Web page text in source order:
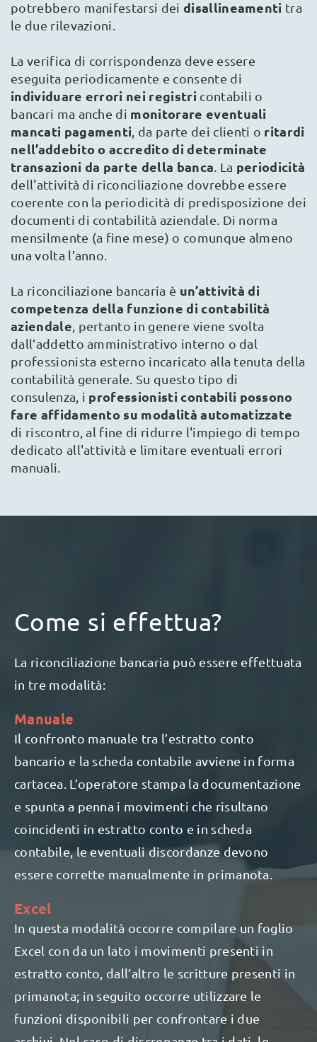
potrebbero manifestarsi dei disallineamenti tra
le due rilevazioni.
La verifica di corrispondenza deve essere
eseguita periodicamente e consente di
individuare errori nei registricontabili o
bancari ma anche di monitorare eventuali
mancati pagamenti , da parte dei clienti o ritardi
nell’addebito o accredito di determinate
transazioni da parte della banca . La periodicità
dell'attività di riconciliazione dovrebbe essere
coerente con la periodicità di predisposizione dei
documenti di contabilità aziendale. Di norma
mensilmente (a fine mese) o comunque almeno
una volta l’anno.
La riconciliazione bancaria è un’attività di
competenza della funzione di contabilità
aziendale , pertanto in genere viene svolta
dall’addetto amministrativo interno o dal
professionista esterno incaricato alla tenuta della
contabilità generale. Su questo tipo di
consulenza, i professionisticontabili possono
fare affidamento su modalità automatizzate
di riscontro, al fine di ridurre l'impiego di tempo
dedicato all'attività e limitare eventuali errori
manuali.
Come si effettua?
La riconciliazione bancaria può essere effettuata
in tre modalità:
Manuale
Il confronto manuale tra l’estratto conto
bancario e la scheda contabile avviene in forma
cartacea. L’operatore stampa la documentazione
e spunta a penna i movimenti che risultano
coincidenti in estratto conto e in scheda
contabile, le eventuali discordanze devono
essere corrette manualmente in primanota.
Excel
In questa modalità occorre compilare un foglio
Excel con da un lato i movimenti presenti in
estratto conto, dall’altro le scritture presenti in
primanota; in seguito occorre utilizzare le
funzioni disponibili per confrontare i due